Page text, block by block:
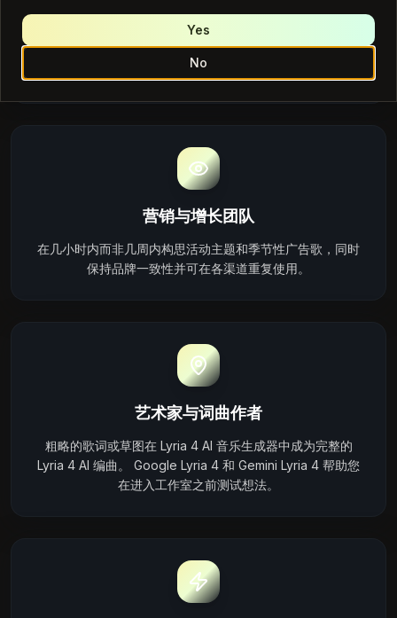
视频与电影团队
将场景描述和节奏笔记转化为电影配乐提示，您可以快速对
照画面测试——无需最后一刻搜索库存音乐。
营销与增长团队
在几小时内而非几周内构思活动主题和季节性广告歌，同时
保持品牌一致性并可在各渠道重复使用。
艺术家与词曲作者
粗略的歌词或草图在 Lyria 4 AI 音乐生成器中成为完整的
Lyria 4 AI 编曲。 Google Lyria 4 和 Gemini Lyria 4 帮助您
在进入工作室之前测试想法。
No
Yes